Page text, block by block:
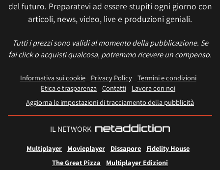
del futuro. Preparatevi ad essere stupiti ogni giorno con
articoli, news, video, live e produzioni geniali.
Tutti i prezzi sono validi al momento della pubblicazione. Se
fai click o acquisti qualcosa, potremmo ricevere un compenso.
Informativa sui cookie Privacy Policy
Termini e condizioni
Etica e trasparenza Contatti
Lavora con noi
Aggiorna le impostazioni di tracciamento della pubblicità
IL NETWORK
Multiplayer Movieplayer Dissapore
Fidelity House
The Great Pizza
Multiplayer Edizioni